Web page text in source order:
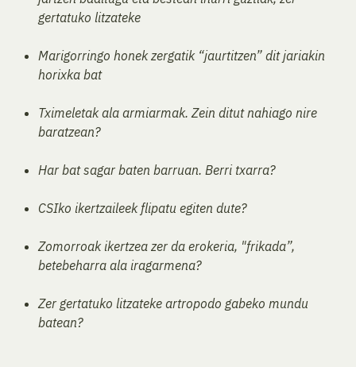
gertatuko litzateke
Marigorringo honek zergatik “jaurtitzen” dit jariakin
horixka bat
Tximeletak ala armiarmak. Zein ditut nahiago nire
baratzean?
Har bat sagar baten barruan. Berri txarra?
CSIko ikertzaileek flipatu egiten dute?
Zomorroak ikertzea zer da erokeria, "frikada”,
betebeharra ala iragarmena?
Zer gertatuko litzateke artropodo gabeko mundu
batean?